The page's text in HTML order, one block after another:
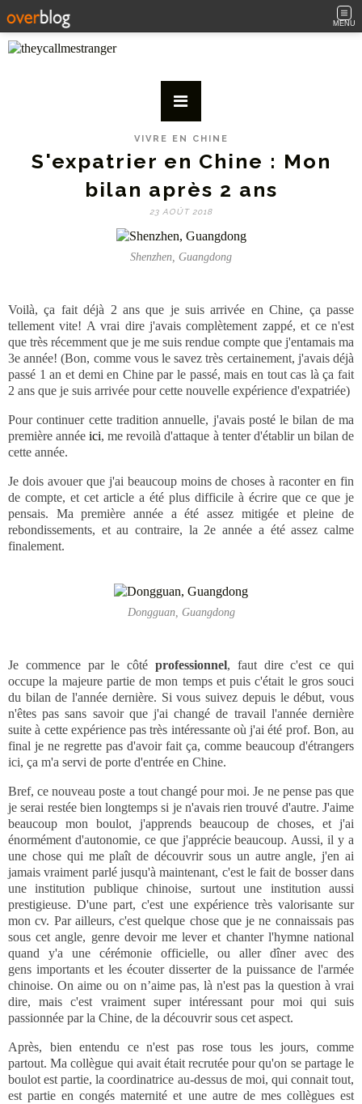
MENU
VIVRE EN CHINE
S'expatrier en Chine : Mon
bilan après 2 ans
23 AOÛT 2018
Shenzhen, Guangdong
Voilà, ça fait déjà 2 ans que je suis arrivée en Chine, ça passe
tellement vite! A vrai dire j'avais complètement zappé, et ce n'est
que très récemment que je me suis rendue compte que j'entamais ma
3e année! (Bon, comme vous le savez très certainement, j'avais déjà
passé 1 an et demi en Chine par le passé, mais en tout cas là ça fait
2 ans que je suis arrivée pour cette nouvelle expérience d'expatriée)
Pour continuer cette tradition annuelle, j'avais posté le bilan de ma
première annéeici, me revoilà d'attaque à tenter d'établir un bilan de
cette année.
Je dois avouer que j'ai beaucoup moins de choses à raconter en fin
de compte, et cet article a été plus difficile à écrire que ce que je
pensais. Ma première année a été assez mitigée et pleine de
rebondissements, et au contraire, la 2e année a été assez calme
finalement.
Dongguan, Guangdong
Je commence par le côté professionnel, faut dire c'est ce qui
occupe la majeure partie de mon temps et puis c'était le gros souci
du bilan de l'année dernière. Si vous suivez depuis le début, vous
n'êtes pas sans savoir que j'ai changé de travail l'année dernière
suite à cette expérience pas très intéressante où j'ai été prof. Bon, au
final je ne regrette pas d'avoir fait ça, comme beaucoup d'étrangers
ici, ça m'a servi de porte d'entrée en Chine.
Bref, ce nouveau poste a tout changé pour moi. Je ne pense pas que
je serai restée bien longtemps si je n'avais rien trouvé d'autre. J'aime
beaucoup mon boulot, j'apprends beaucoup de choses, et j'ai
énormément d'autonomie, ce que j'apprécie beaucoup. Aussi, il y a
une chose qui me plaît de découvrir sous un autre angle, j'en ai
jamais vraiment parlé jusqu'à maintenant, c'est le fait de bosser dans
une institution publique chinoise, surtout une institution aussi
prestigieuse. D'une part, c'est une expérience très valorisante sur
mon cv. Par ailleurs, c'est quelque chose que je ne connaissais pas
sous cet angle, genre devoir me lever et chanter l'hymne national
quand y'a une cérémonie officielle, ou aller dîner avec des
gens importants et les écouter disserter de la puissance de l'armée
chinoise. On aime ou on n’aime pas, là n'est pas la question à vrai
dire, mais c'est vraiment super intéressant pour moi qui suis
passionnée par la Chine, de la découvrir sous cet aspect.
Après, bien entendu ce n'est pas rose tous les jours, comme
partout. Ma collègue qui avait était recrutée pour qu'on se partage le
boulot est partie, la coordinatrice au-dessus de moi, qui connait tout,
est partie en congés maternité et une autre de mes collègues est